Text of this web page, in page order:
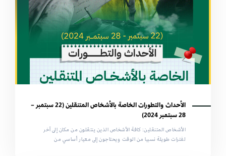
الأحداث والتطورات الخاصة بالأشخاص المتنقلين (22 سبتمبر –
28 سبتمبر 2024)
الأشخاص المتنقلين: كافة الأشخاص الذين ينتقلون من مكان إلى آخر
لفترات طويلة نسبيا من الوقت ويحتاجون إلى معيار أساسي من